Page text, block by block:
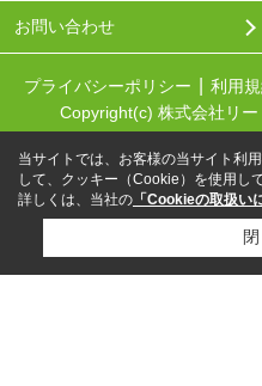
お問い合わせ
プライバシーポリシー 利用
Copyright(c) 株式会社リ
当サイトでは、お客様の当サイト利
して、クッキー（Cookie）を使用し
詳しくは、当社の 「Cookieの取扱い